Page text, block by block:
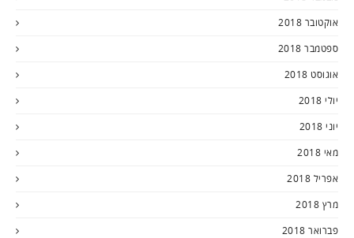
אוקטובר 2018
ספטמבר 2018
אוגוסט 2018
יולי 2018
יוני 2018
מאי 2018
אפריל 2018
מרץ 2018
פברואר 2018